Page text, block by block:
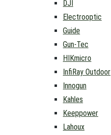
DJI
Electrooptic
Guide
Gun-Tec
HIKmicro
InfiRay Outdoor
Innogun
Kahles
Keeppower
Lahoux